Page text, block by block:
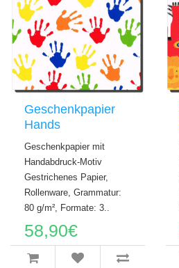
Geschenkpapier
Hands
Geschenkpapier mit
Handabdruck-Motiv
Gestrichenes Papier,
Rollenware, Grammatur:
80 g/m², Formate: 3..
58,90€